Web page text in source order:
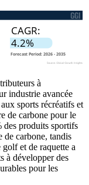
à
industrie avancée
sports récréatifs et
de carbone pour le
des produits sportifs
de carbone, tandis
et de raquette a
à développer des
pour les